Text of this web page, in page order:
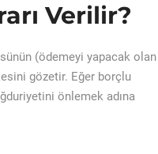
Verilir?
(ödemeyi yapacak olan
gözetir. Eğer borçlu
önlemek adına